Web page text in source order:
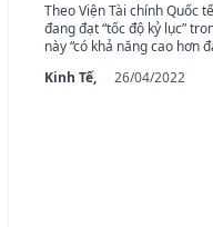
Theo Viện Tài chính Quốc
đang đạt “tốc độ kỷ lục”
này “có khả năng cao hơn
Kinh Tế,
26/04/2022